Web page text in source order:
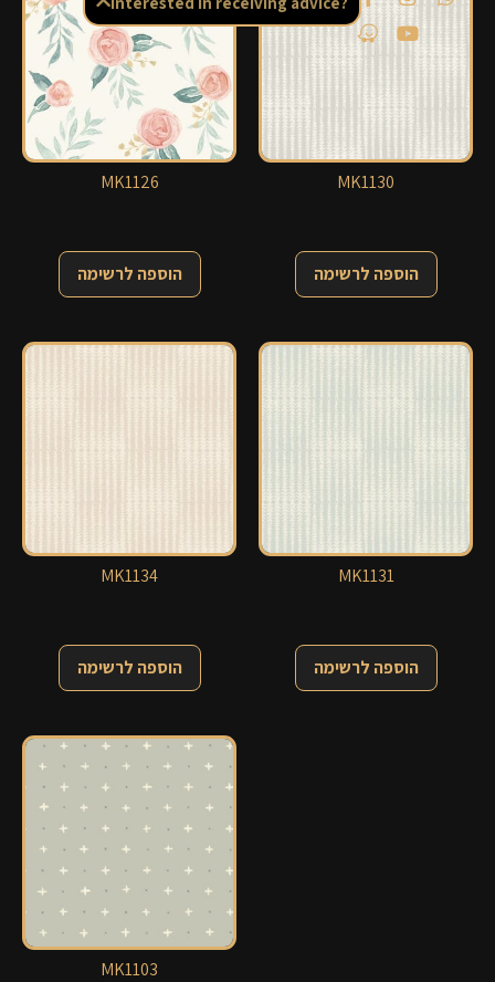
MK1126
הוספה לרשימה
MK1130
הוספה לרשימה
MK1134
הוספה לרשימה
MK1131
הוספה לרשימה
MK1103